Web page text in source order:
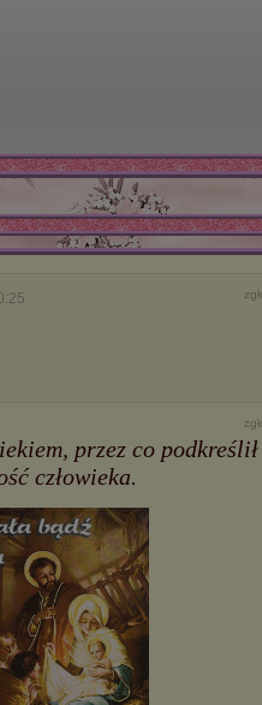
przez co
człowieka.